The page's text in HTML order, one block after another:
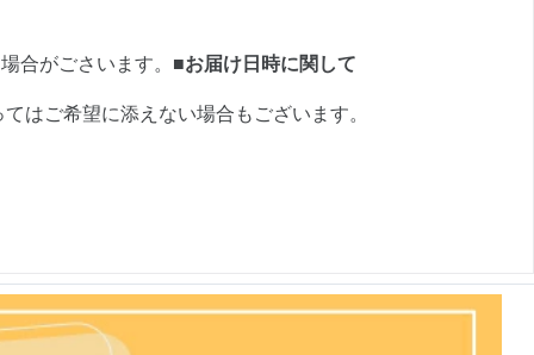
合がごさいます。 ■お届け日時に関して
はご希望に添えない場合もございます。